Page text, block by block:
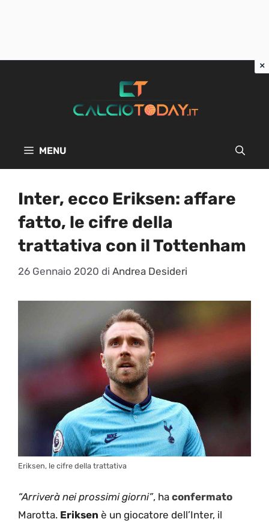
MENU
Inter, ecco Eriksen: affare
fatto, le cifre della
trattativa con il Tottenham
26 Gennaio 2020 di Andrea Desideri
Eriksen, le cifre della trattativa
“Arriverà nei prossimi giorni”, ha confermato
Marotta. Eriksen è un giocatore dell’Inter, il